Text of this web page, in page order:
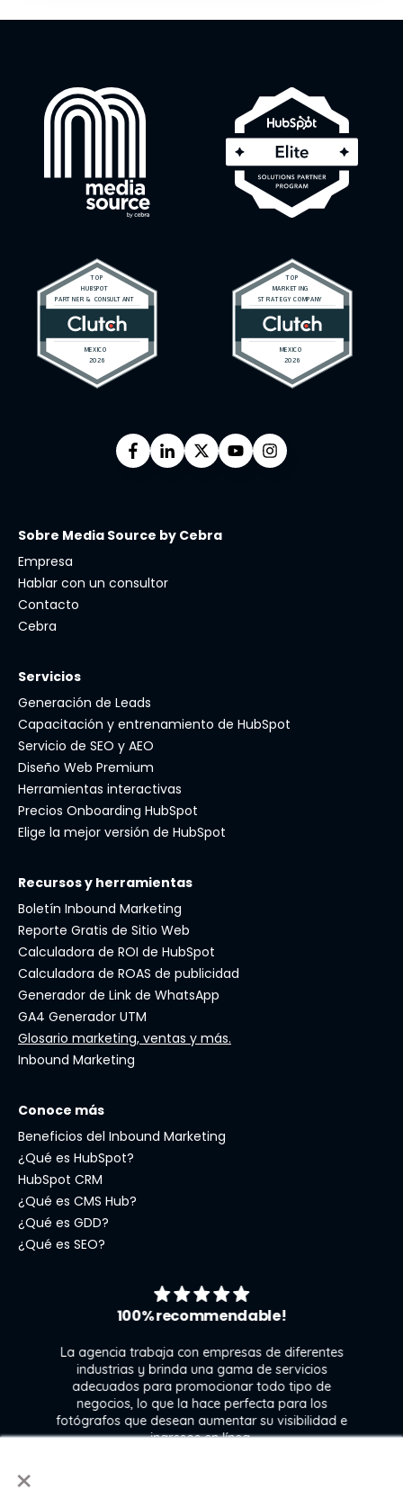
×
Sobre Media Source by Cebra
Empresa
Hablar con un consultor
Contacto
Cebra
Servicios
Generación de Leads
Capacitación y entrenamiento de HubSpot
Servicio de SEO y AEO
Diseño Web Premium
Herramientas interactivas
Precios Onboarding HubSpot
Elige la mejor versión de HubSpot
Recursos y herramientas
Boletín Inbound Marketing
Reporte Gratis de Sitio Web
Calculadora de ROI de HubSpot
Calculadora de ROAS de publicidad
Generador de Link de WhatsApp
GA4 Generador UTM
Glosario marketing, ventas y más.
Inbound Marketing
Conoce más
Beneficios del Inbound Marketing
¿Qué es HubSpot?
HubSpot CRM
¿Qué es CMS Hub?
¿Qué es GDD?
¿Qué es SEO?
100% recommendable!
La agencia trabaja con empresas de diferentes
industrias y brinda una gama de servicios
adecuados para promocionar todo tipo de
negocios, lo que la hace perfecta para los
fotógrafos que desean aumentar su visibilidad e
ingresos en línea.